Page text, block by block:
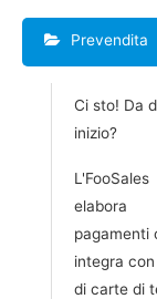
Prevendita
Ci sto! Da
inizio?
L'FooSales
elabora
pagamenti
integra
di carte di